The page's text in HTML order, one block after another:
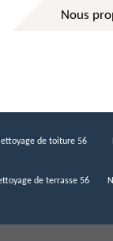
Nous
de toiture 56
de terrasse 56